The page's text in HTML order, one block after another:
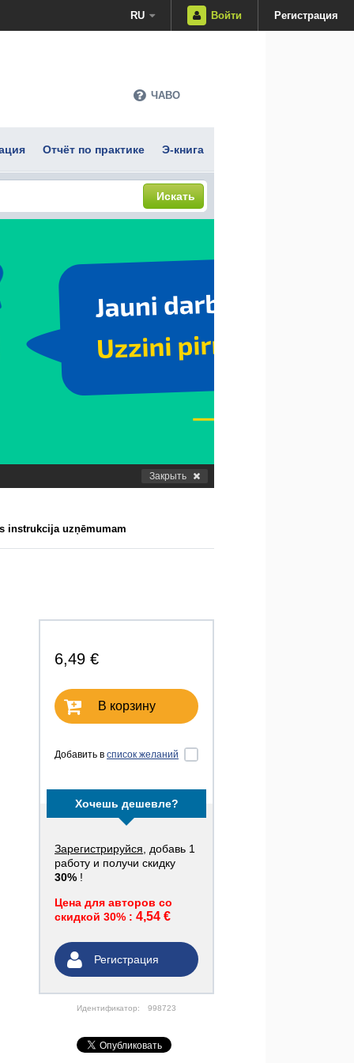
RU Войти Регистрация
ЧАВО
Отчёт по практике Э-книга
Искать
Закрыть
instrukcija uzņēmumam
6,49 €
В корзину
Добавить в список желаний
Хочешь дешевле?
Зарегистрируйся , добавь 1
работу и получи скидку
30% !
Цена для авторов со
скидкой 30% : 4,54 €
Регистрация
Идентификатор: 998723